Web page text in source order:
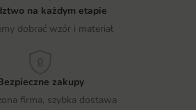
na każdym etapie
dobrać wzór i materiał
zakupy
firma, szybka dostawa